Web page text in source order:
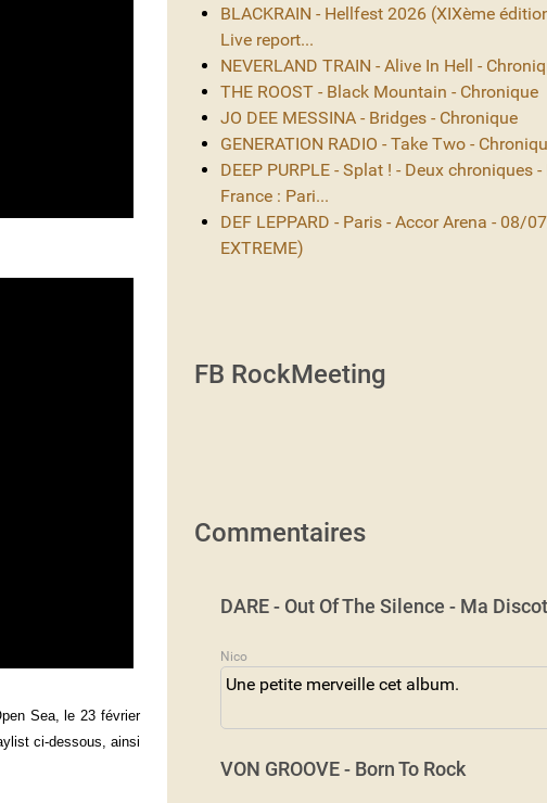
Sea, le 23 février
ci-dessous, ainsi
BLACKRAIN - Hellfest 2026 (XIXème
Live report...
NEVERLAND TRAIN - Alive In Hell -
THE ROOST - Black Mountain - Chronique
JO DEE MESSINA - Bridges - Chronique
GENERATION RADIO - Take Two -
DEEP PURPLE - Splat ! - Deux chroniques
France : Pari...
DEF LEPPARD - Paris - Accor Arena - 08/
EXTREME)
FB RockMeeting
Commentaires
DARE - Out Of The Silence - Ma
Nico
Une petite merveille cet album.
VON GROOVE - Born To Rock